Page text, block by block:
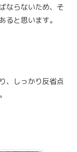
ならないため、そ
ると思います。
、しっかり反省点